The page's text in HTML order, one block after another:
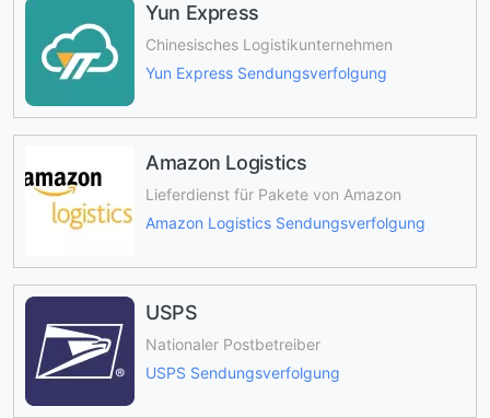
Yun Express
Chinesisches Logistikunternehmen
Yun Express Sendungsverfolgung
Amazon Logistics
Lieferdienst für Pakete von Amazon
Amazon Logistics Sendungsverfolgung
USPS
Nationaler Postbetreiber
USPS Sendungsverfolgung